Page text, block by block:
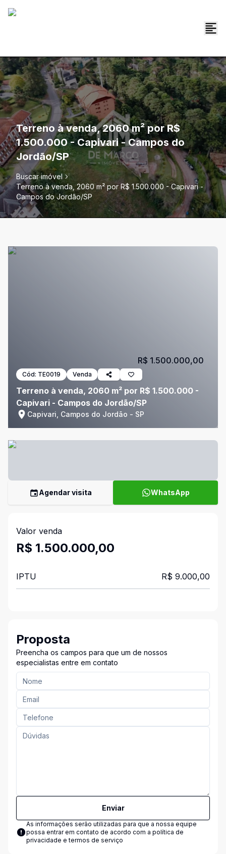
Terreno à venda, 2060 m² por R$
1.500.000 - Capivari - Campos do
Jordão/SP
Buscar imóvel
Terreno à venda, 2060 m² por R$ 1.500.000 - Capivari -
Campos do Jordão/SP
Cód: TE0019 Venda
Terreno à venda, 2060 m² por R$ 1.500.000 -
Capivari - Campos do Jordão/SP
Capivari, Campos do Jordão - SP
R$ 1.500.000,00
Agendar visita WhatsApp
Valor venda
R$ 1.500.000,00
IPTU R$ 9.000,00
Proposta
Preencha os campos para que um de nossos
especialistas entre em contato
Enviar
As informações serão utilizadas para que a nossa equipe
possa entrar em contato de acordo com a política de
privacidade e termos de serviço